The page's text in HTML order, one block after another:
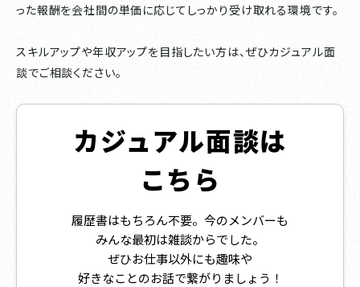
った報酬を会社間の単価に応じてしっかり受け取れる環境です。
スキルアップや年収アップを目指したい方は、ぜひカジュアル面
談でご相談ください。
カジュアル面談は
こちら
履歴書はもちろん不要。今のメンバーも
みんな最初は雑談からでした。
ぜひお仕事以外にも趣味や
好きなことのお話で繋がりましょう！